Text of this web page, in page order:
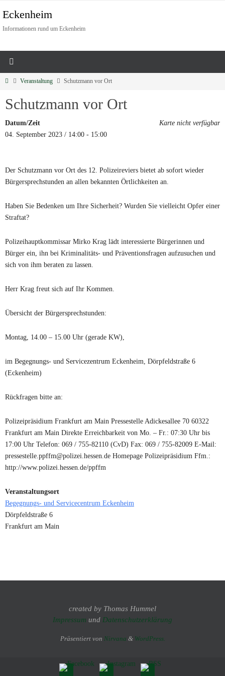
Eckenheim
Informationen rund um Eckenheim
Veranstaltung Schutzmann vor Ort
Schutzmann vor Ort
Karte nicht verfügbar
Datum/Zeit
04. September 2023 / 14:00 - 15:00
Der Schutzmann vor Ort des 12. Polizeireviers bietet ab sofort wieder
Bürgersprechstunden an allen bekannten Örtlichkeiten an.
Haben Sie Bedenken um Ihre Sicherheit? Wurden Sie vielleicht Opfer einer
Straftat?
Polizeihauptkommissar Mirko Krag lädt interessierte Bürgerinnen und
Bürger ein, ihn bei Kriminalitäts- und Präventionsfragen aufzusuchen und
sich von ihm beraten zu lassen.
Herr Krag freut sich auf Ihr Kommen.
Übersicht der Bürgersprechstunden:
Montag, 14.00 – 15.00 Uhr (gerade KW),
im Begegnungs- und Servicezentrum Eckenheim, Dörpfeldstraße 6
(Eckenheim)
Rückfragen bitte an:
Polizeipräsidium Frankfurt am Main Pressestelle Adickesallee 70 60322
Frankfurt am Main Direkte Erreichbarkeit von Mo. – Fr.: 07:30 Uhr bis
17:00 Uhr Telefon: 069 / 755-82110 (CvD) Fax: 069 / 755-82009 E-Mail:
pressestelle.ppffm@polizei.hessen.de Homepage Polizeipräsidium Ffm.:
http://www.polizei.hessen.de/ppffm
Veranstaltungsort
Begegnungs- und Servicecentrum Eckenheim
Dörpfeldstraße 6
Frankfurt am Main
created by Thomas Hummel
Impressum und Datenschutzerklärung
Präsentiert von Nirvana & WordPress.